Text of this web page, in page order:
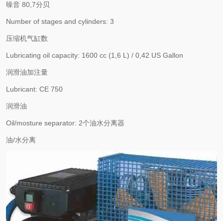
噪音 80,7分贝
Number of stages and cylinders: 3
压缩机气缸数
Lubricating oil capacity: 1600 cc (1,6 L) / 0,42 US Gallon
润滑油加注量
Lubricant: CE 750
润滑油
Oil/mosture separator: 2个油水分离器
油/水分离